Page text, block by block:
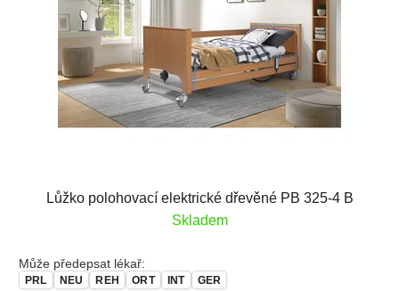
Lůžko polohovací elektrické dřevěné PB 325-4 B
Skladem
Může předepsat lékař:
PRL NEU REH ORT INT GER